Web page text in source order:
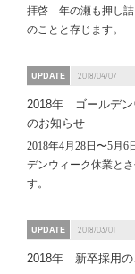
拝啓 年の瀬も押し詰
のことと存じます。
UPDATE 2018/04/07
2018年 ゴールデン
のお知らせ
2018年4月28日〜5月6
デンウィーク休業と
す。
UPDATE 2018/03/01
2018年 新卒採用の